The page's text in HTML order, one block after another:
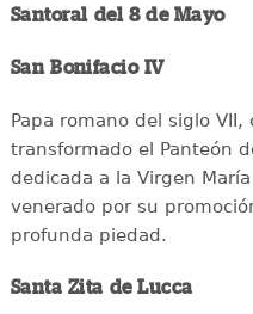
Santoral del 8 de Mayo
San Bonifacio IV
Papa romano del siglo
transformado el Panteón
dedicada a la Virgen
venerado por su
profunda piedad.
Santa Zita de Lucca